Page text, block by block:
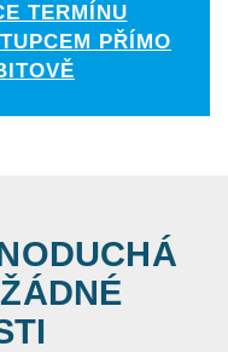
TERMÍNU
PŘÍMO